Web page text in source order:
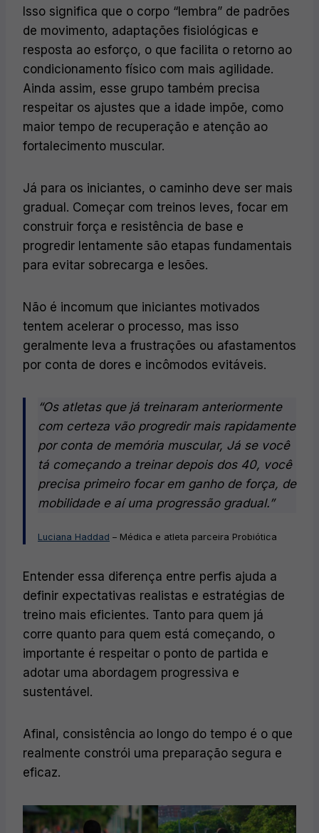
Isso significa que o corpo “lembra” de padrões
de movimento, adaptações fisiológicas e
resposta ao esforço, o que facilita o retorno ao
condicionamento físico com mais agilidade.
Ainda assim, esse grupo também precisa
respeitar os ajustes que a idade impõe, como
maior tempo de recuperação e atenção ao
fortalecimento muscular.
Já para os iniciantes, o caminho deve ser mais
gradual. Começar com treinos leves, focar em
construir força e resistência de base e
progredir lentamente são etapas fundamentais
para evitar sobrecarga e lesões.
Não é incomum que iniciantes motivados
tentem acelerar o processo, mas isso
geralmente leva a frustrações ou afastamentos
por conta de dores e incômodos evitáveis.
“Os atletas que já treinaram anteriormente
com certeza vão progredir mais rapidamente
por conta de memória muscular, Já se você
tá começando a treinar depois dos 40, você
precisa primeiro focar em ganho de força, de
mobilidade e aí uma progressão gradual.”
Luciana Haddad – Médica e atleta parceira Probiótica
Entender essa diferença entre perfis ajuda a
definir expectativas realistas e estratégias de
treino mais eficientes. Tanto para quem já
corre quanto para quem está começando, o
importante é respeitar o ponto de partida e
adotar uma abordagem progressiva e
sustentável.
Afinal, consistência ao longo do tempo é o que
realmente constrói uma preparação segura e
eficaz.